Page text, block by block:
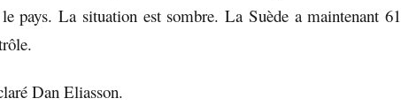
pays. La situation est sombre. La Suède a maintenant 61
Dan Eliasson.